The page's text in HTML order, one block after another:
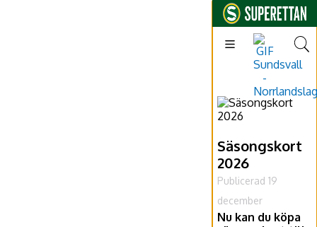
Säsongskort
2026
Publicerad 19
december
Nu kan du köpa